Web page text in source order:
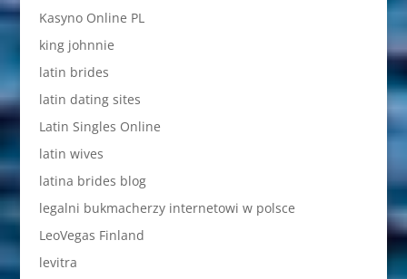
Kasyno Online PL
king johnnie
latin brides
latin dating sites
Latin Singles Online
latin wives
latina brides blog
legalni bukmacherzy internetowi w polsce
LeoVegas Finland
levitra